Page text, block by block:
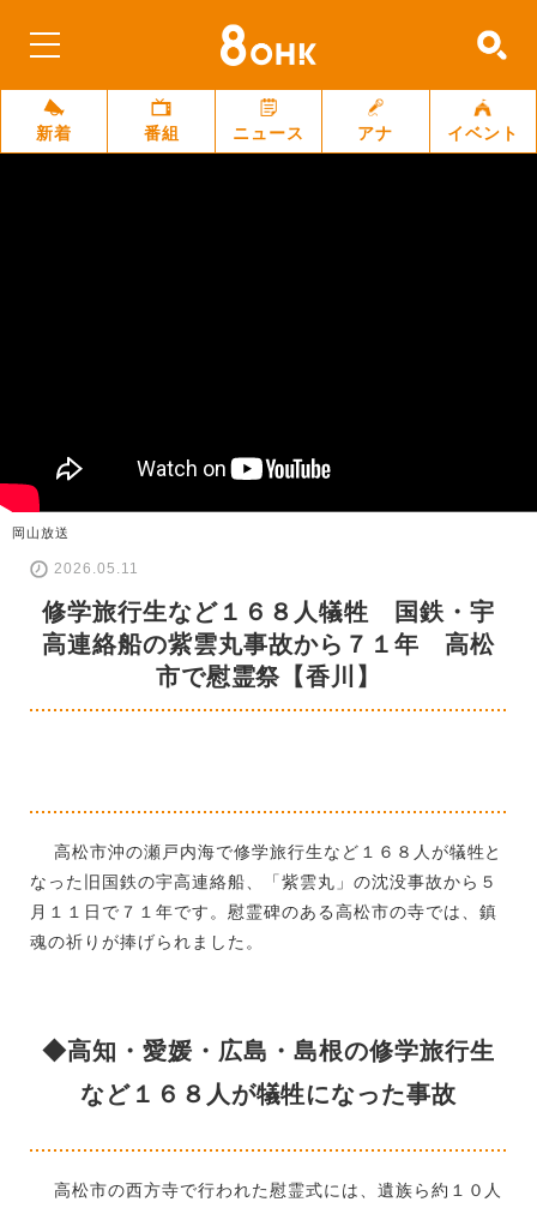
新着 番組 ニュース アナ イベント
岡山放送
2026.05.11
修学旅行生など１６８人犠牲 国鉄・宇
高連絡船の紫雲丸事故から７１年 高松
市で慰霊祭【香川】
高松市沖の瀬戸内海で修学旅行生など１６８人が犠牲と
なった旧国鉄の宇高連絡船、「紫雲丸」の沈没事故から５
月１１日で７１年です。慰霊碑のある高松市の寺では、鎮
魂の祈りが捧げられました。
◆高知・愛媛・広島・島根の修学旅行生
など１６８人が犠牲になった事故
高松市の西方寺で行われた慰霊式には、遺族ら約１０人